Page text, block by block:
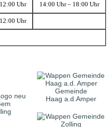
Uhr 14:00 Uhr – 18:00 Uhr
Uhr
Gemeinde
Haag a.d.Amper